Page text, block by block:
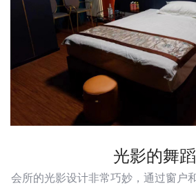
光影的舞蹈
会所的光影设计非常巧妙，通过窗户